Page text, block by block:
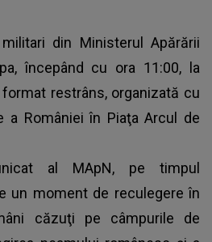
din Ministerul Apărării
începând cu ora 11:00, la
restrâns, organizată cu
a României în Piaţa Arcul de
al MApN, pe timpul
un moment de reculegere în
căzuţi pe câmpurile de